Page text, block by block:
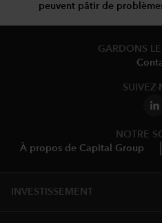
peuvent pâtir de
GARDONS
SUIVEZ-
NOTRE
À propos de Capital Group
INVESTISSEMENT